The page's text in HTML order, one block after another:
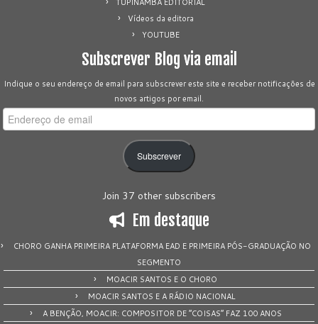
Vídeos da editora
YOUTUBE
Subscrever Blog via email
Indique o seu endereço de email para subscrever este site e receber notificações de
novos artigos por email.
Endereço
de
Subscrever
Join 37 other subscribers
Em destaque
CHORO GANHA PRIMEIRA PLATAFORMA EAD E PRIMEIRA PÓS-GRADUAÇÃO NO
SEGMENTO
MOACIR SANTOS E O CHORO
MOACIR SANTOS E A RÁDIO NACIONAL
A BENÇÃO, MOACIR: COMPOSITOR DE “COISAS” FAZ 100 ANOS